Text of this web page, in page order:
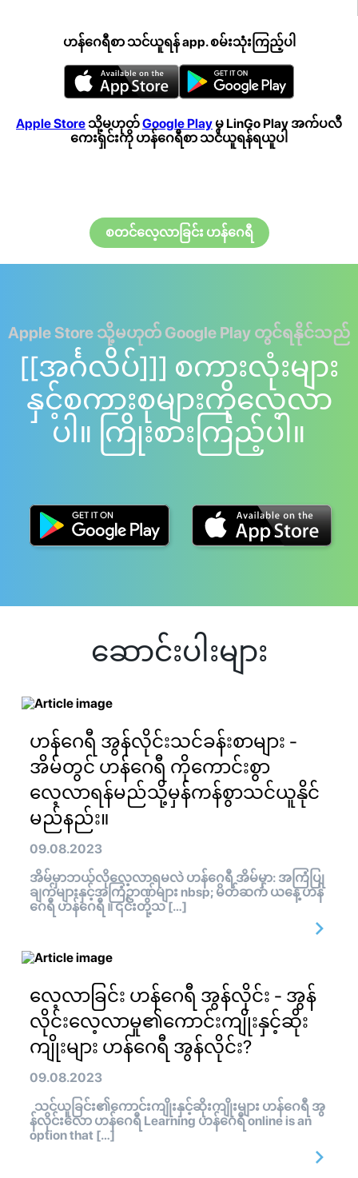
ဟန်ဂေရီစာ သင်ယူရန် app. စမ်းသုံးကြည့်ပါ
Apple Storeသို့မဟုတ်Google Play မှ LinGo Play အက်ပလီ
ကေးရှင်းကို ဟန်ဂေရီစာ သင်ယူရန်ရယူပါ
စတင်လေ့လာခြင်း ဟန်ဂေရီ
Apple Store သို့မဟုတ် Google Play တွင်ရနိုင်သည်
[[အင်္ဂလိပ်]]] စကားလုံးများ
နှင့်စကားစုများကိုလေ့လာ
ပါ။ ကြိုးစားကြည့်ပါ။
ဆောင်းပါးများ
ဟန်ဂေရီ အွန်လိုင်းသင်ခန်းစာများ -
အိမ်တွင် ဟန်ဂေရီ ကိုကောင်းစွာ
လေ့လာရန်မည်သို့မှန်ကန်စွာသင်ယူနိုင်
မည်နည်း။
09.08.2023
အိမ်မှာဘယ်လိုလေ့လာရမလဲ ဟန်ဂေရီ အိမ်မှာ: အကြံပြု
ချက်များနှင့်အကြံဥာဏ်များ nbsp; မိတ်ဆက် ယနေ့ ဟန်
ဂေရီ ဟန်ဂေရီ ။ ၎င်းတို့သ […]
လေ့လာခြင်း ဟန်ဂေရီ အွန်လိုင်း - အွန်
လိုင်းလေ့လာမှု၏ကောင်းကျိုးနှင့်ဆိုး
ကျိုးများ ဟန်ဂေရီ အွန်လိုင်း?
09.08.2023
သင်ယူခြင်း၏ကောင်းကျိုးနှင့်ဆိုးကျိုးများ ဟန်ဂေရီ အွ
န်လိုင်းလော ဟန်ဂေရီ Learning ဟန်ဂေရီ online is an
option that […]